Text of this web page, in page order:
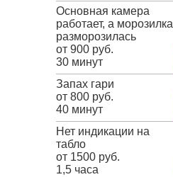
Основная камера
работает, а морозилка
разморозилась
от 900 руб.
30 минут
Запах гари
от 800 руб.
40 минут
Нет индикации на
табло
от 1500 руб.
1,5 часа